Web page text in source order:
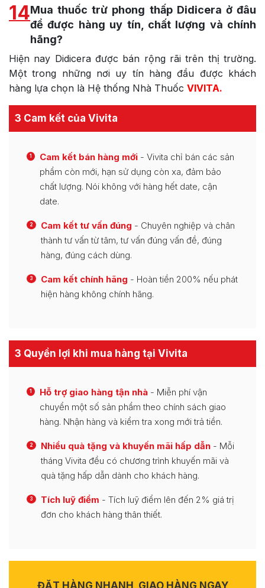
14Mua thuốc trừ phong thấp Didicera ở đâu
để được hàng uy tín, chất lượng và chính
hãng?
Hiện nay Didicera được bán rộng rãi trên thị trường.
Một trong những nơi uy tín hàng đầu được khách
hàng lựa chọn là Hệ thống Nhà Thuốc VIVITA.
3 Cam kết của Vivita
1 Cam kết bán hàng mới - Vivita chỉ bán các sản
phẩm còn mới, hạn sử dụng còn xa, đảm bảo
chất lượng. Nói không với hàng hết date, cận
date.
2 Cam kết tư vấn đúng - Chuyên nghiệp và chân
thành tư vấn từ tâm, tư vấn đúng vấn đề, đúng
hàng, đúng cách dùng.
3 Cam kết chính hãng - Hoàn tiền 200% nếu phát
hiện hàng không chính hãng.
3 Quyền lợi khi mua hàng tại Vivita
1 Hỗ trợ giao hàng tận nhà - Miễn phí vận
chuyển một số sản phẩm theo chính sách giao
hàng. Nhận hàng và kiểm tra xong mới trả tiền.
2 Nhiều quà tặng và khuyến mãi hấp dẫn - Mỗi
tháng Vivita đều có chương trình khuyến mãi và
quà tặng hấp dẫn dành cho khách hàng.
3 Tích luỹ điểm - Tích luỹ điểm lên đến 2% giá trị
đơn cho khách hàng thân thiết.
ĐẶT HÀNG NHANH GIAO HÀNG NGAY